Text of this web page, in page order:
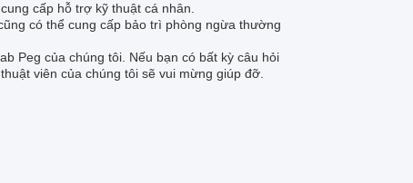
cấp hỗ trợ kỹ thuật cá nhân.
có thể cung cấp bảo trì phòng ngừa thường
Peg của chúng tôi. Nếu bạn có bất kỳ câu hỏi
viên của chúng tôi sẽ vui mừng giúp đỡ.